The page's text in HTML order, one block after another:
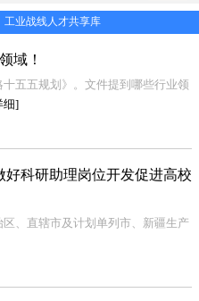
工业战线人才共享库
域！
五五规划》。文件提到哪些行业领
细]
科研助理岗位开发促进高校
、直辖市及计划单列市、新疆生产